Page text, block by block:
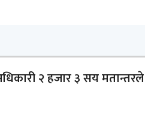
२ हजार ३ सय मतान्तरले